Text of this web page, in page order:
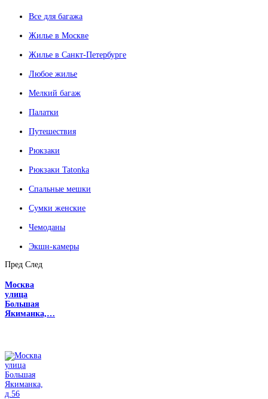
Все для багажа
Жилье в Москве
Жилье в Санкт-Петербурге
Любое жилье
Мелкий багаж
Палатки
Путешествия
Рюкзаки
Рюкзаки Tatonka
Спальные мешки
Сумки женские
Чемоданы
Экшн-камеры
Пред След
Москва
улица
Большая
Якиманка,…